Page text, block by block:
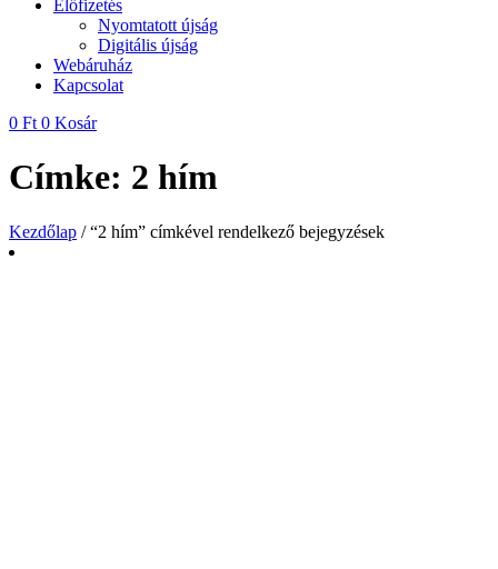
Előfizetés
Nyomtatott újság
Digitális újság
Webáruház
Kapcsolat
0 Ft 0 Kosár
Címke: 2 hím
Kezdőlap / “2 hím” címkével rendelkező bejegyzések